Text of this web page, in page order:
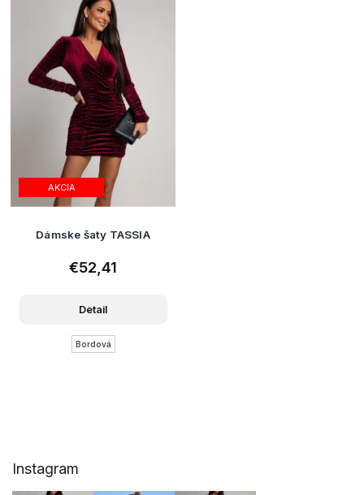
AKCIA
Dámske šaty TASSIA
€52,41
Detail
Bordová
Instagram